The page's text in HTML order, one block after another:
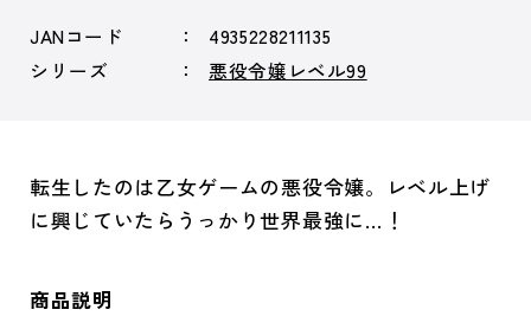
JANコード
4935228211135
シリーズ
悪役令嬢レベル99
転生したのは乙女ゲームの悪役令嬢。レベル上げ
に興じていたらうっかり世界最強に…！
商品説明